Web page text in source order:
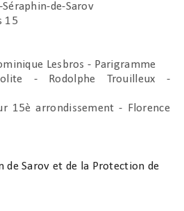
de-Sarov
15
Lesbros - Parigramme
- Rodolphe Trouilleux -
15è arrondissement - Florence
de Sarov et de la Protection de